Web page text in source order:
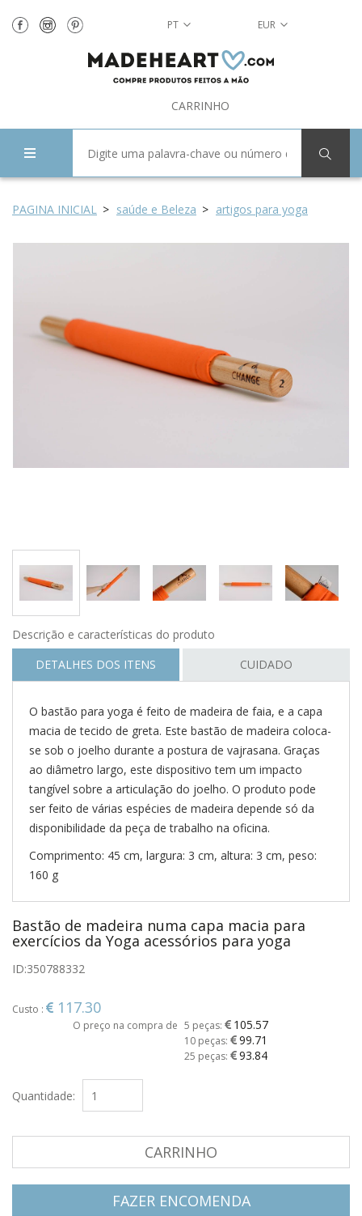
PT EUR
CARRINHO
PAGINA INICIAL saúde e Beleza artigos para yoga
Descrição e características do produto
DETALHES DOS ITENS
CUIDADO
O bastão para yoga é feito de madeira de faia, e a capa
macia de tecido de greta. Este bastão de madeira coloca-
se sob o joelho durante a postura de vajrasana. Graças
ao diâmetro largo, este dispositivo tem um impacto
tangível sobre a articulação do joelho. O produto pode
ser feito de várias espécies de madeira depende só da
disponibilidade da peça de trabalho na oficina.
Comprimento: 45 cm, largura: 3 cm, altura: 3 cm, peso:
160 g
Bastão de madeira numa capa macia para
exercícios da Yoga acessórios para yoga
ID:350788332
Custo : 117.30
O preço na compra de 5 peças: 105.57
10 peças: 99.71
25 peças: 93.84
Quantidade:
CARRINHO
FAZER ENCOMENDA